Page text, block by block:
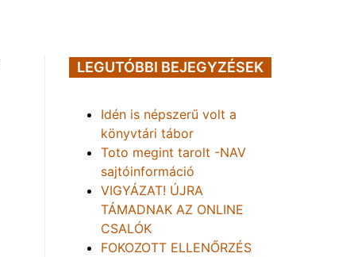
LEGUTÓBBI BEJEGYZÉSEK
Idén is népszerű volt a
könyvtári tábor
Toto megint tarolt -NAV
sajtóinformáció
VIGYÁZAT! ÚJRA
TÁMADNAK AZ ONLINE
CSALÓK
FOKOZOTT ELLENŐRZÉS